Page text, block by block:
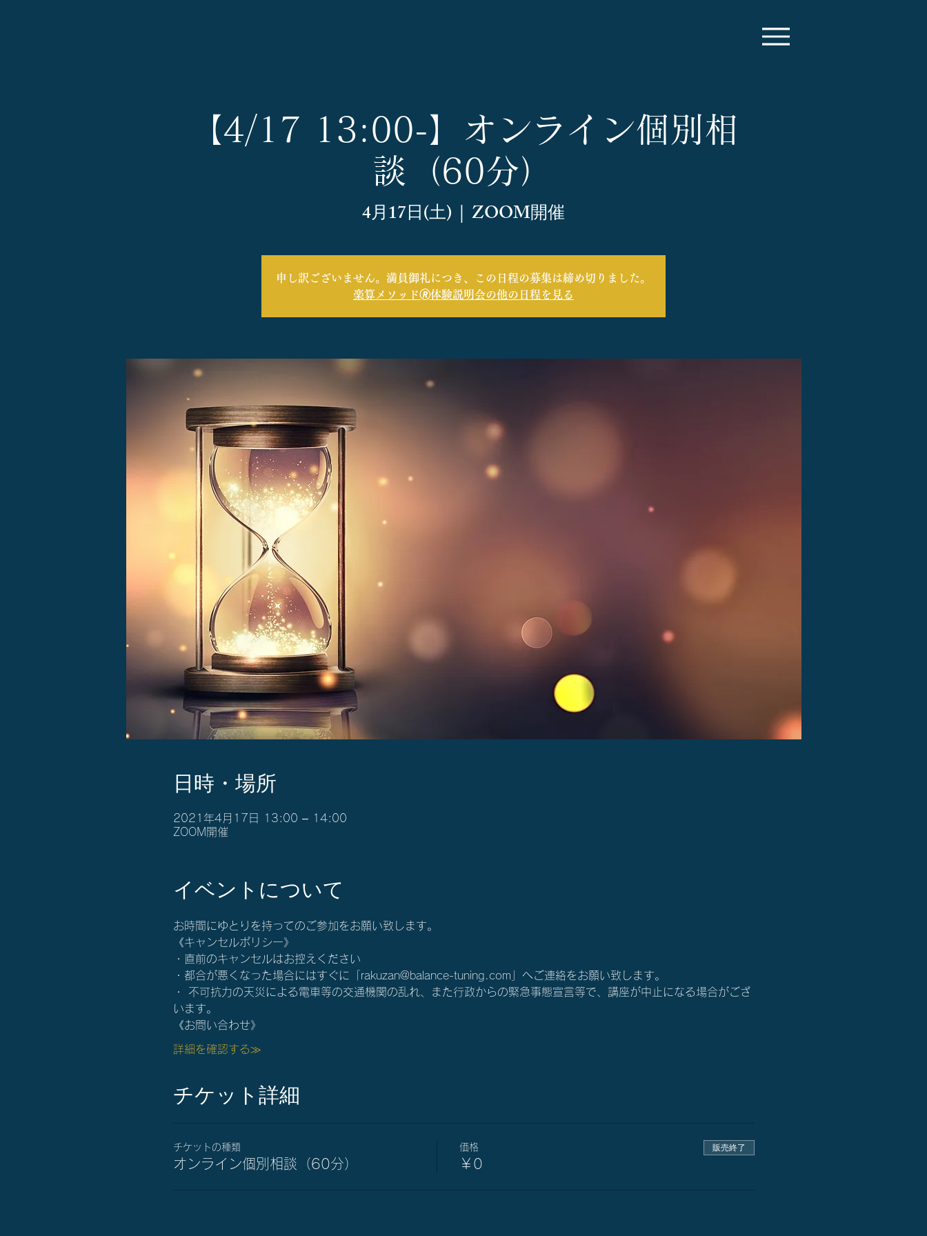
【4/17 13:00-】オンライン個別相
談（60分）
4月17日(土)
  |
ZOOM開催
申し訳ございません。満員御礼につき、この日程の募集は締め切りました。
楽算メソッド🄬体験説明会の他の日程を見る
日時・場所
2021年4月17日 13:00 – 14:00
ZOOM開催
イベントについて
お時間にゆとりを持ってのご参加をお願い致します。
《キャンセルポリシー》
・直前のキャンセルはお控えください
・都合が悪くなった場合にはすぐに「rakuzan@balance-tuning.com」へご連絡をお願い致します。
・ 不可抗力の天災による電車等の交通機関の乱れ、また行政からの緊急事態宣言等で、講座が中止になる場合がござ
います。
《お問い合わせ》
詳細を確認する≫
チケット詳細
チケットの種類
オンライン個別相談（60分）
価格
￥0
販売終了